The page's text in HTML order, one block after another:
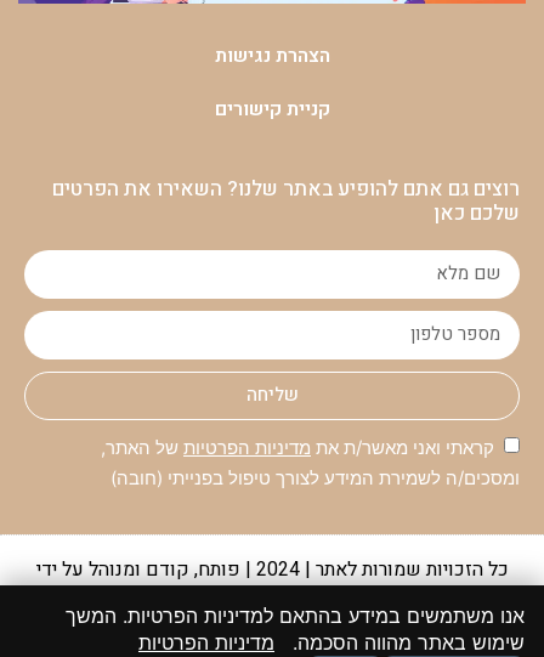
הצהרת נגישות
קניית קישורים
רוצים גם אתם להופיע באתר שלנו? השאירו את הפרטים
שלכם כאן
שליחה
קראתי ואני מאשר/ת את מדיניות הפרטיות של האתר,
ומסכים/ה לשמירת המידע לצורך טיפול בפנייתי (חובה)
כל הזכויות שמורות לאתר | 2024 | פותח, קודם ומנוהל על ידי
יתכנו מקרים שבהם לא הצלחנו לאתר את המקור או שהוא אינו ידוע
אנו משתמשים במידע בהתאם למדיניות הפרטיות. המשך
שימוש באתר מהווה הסכמה. מדיניות הפרטיות